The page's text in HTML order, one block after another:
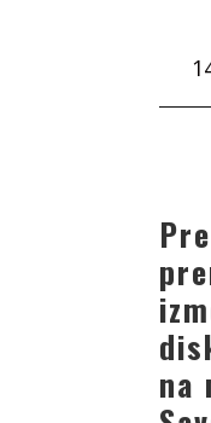
na